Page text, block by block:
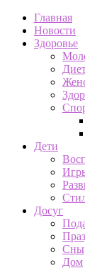
Главная
Новости
Здоровье
Дети
Досуг
Сны
Дом